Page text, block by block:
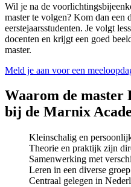
Wil je na de
master te volgen? Kom dan een
eerstejaarsstudenten. Je volgt
docenten en krijgt een goed
master.
Meld je aan voor een
Waarom de master
bij de Marnix
Kleinschalig en
Theorie en praktijk zijn
Samenwerking met
Leren in een diverse
Centraal gelegen in